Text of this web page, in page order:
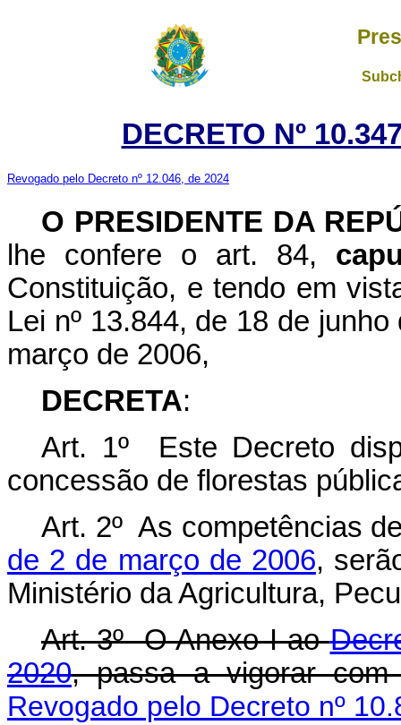
DECRETO Nº
Revogado pelo Decreto nº 12.046, de 2024
O PRESIDENTE DA
lhe confere o art. 84,
Constituição, e tendo em
Lei nº 13.844, de 18 de
março de 2006,
DECRETA:
Art. 1º Este Decreto
concessão de florestas
Art. 2º As competências
de 2 de março de 2006,
Ministério da Agricultura,
Art. 3º O Anexo I ao
2020, passa a vigorar com
Revogado pelo Decreto nº